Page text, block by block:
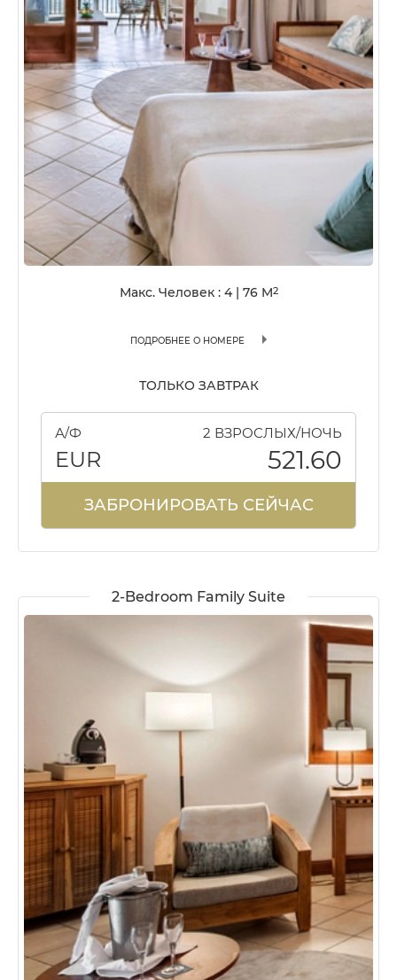
Макс. Человек : 4 | 76M2
ПОДРОБНЕЕ О НОМЕРЕ
ТОЛЬКО ЗАВТРАК
А/Ф 2 ВЗРОСЛЫХ/НОЧЬ
EUR 521.60
ЗАБРОНИРОВАТЬ СЕЙЧАС
2-Bedroom Family Suite